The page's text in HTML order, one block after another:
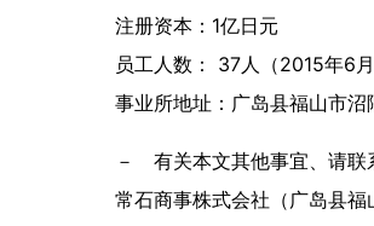
注册资本：1亿日元
员工人数： 37人（2015年6月
事业所地址：广岛县福山市
－ 有关本文其他事宜、请
常石商事株式会社（广岛县福